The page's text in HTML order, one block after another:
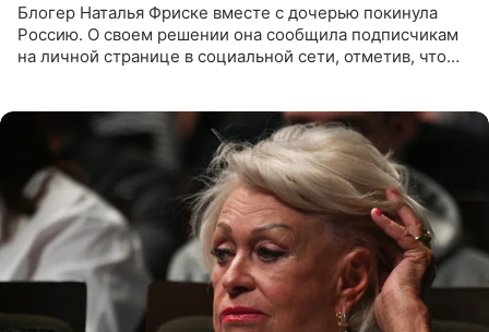
Блогер Наталья Фриске вместе с дочерью покинула
Россию. О своем решении она сообщила подписчикам
на личной странице в социальной сети, отметив, что